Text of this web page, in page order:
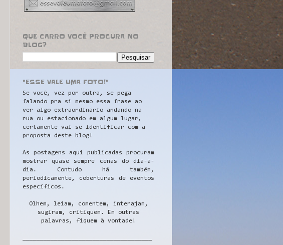
QUE CARRO VOCÊ PROCURA NO
BLOG?
"ESSE VALE UMA FOTO!"
Se você, vez por outra, se pega
falando pra si mesmo essa frase ao
ver algo extraordinário andando na
rua ou estacionado em algum lugar,
certamente vai se identificar com a
proposta deste blog!
As postagens aqui publicadas procuram
mostrar quase sempre cenas do dia-a-
dia. Contudo há também,
periodicamente, coberturas de eventos
específicos.
Olhem, leiam, comentem, interajam,
sugiram, critiquem. Em outras
palavras, fiquem à vontade!